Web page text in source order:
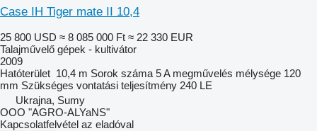
Case IH Tiger mate II 10,4
25 800 USD ≈ 8 085 000 Ft ≈ 22 330 EUR
Talajművelő gépek - kultivátor
2009
Hatóterület 10,4 m Sorok száma 5A megművelés mélysége 120
mm Szükséges vontatási teljesítmény 240 LE
Ukrajna, Sumy
OOO "AGRO-ALYaNS"
Kapcsolatfelvétel az eladóval